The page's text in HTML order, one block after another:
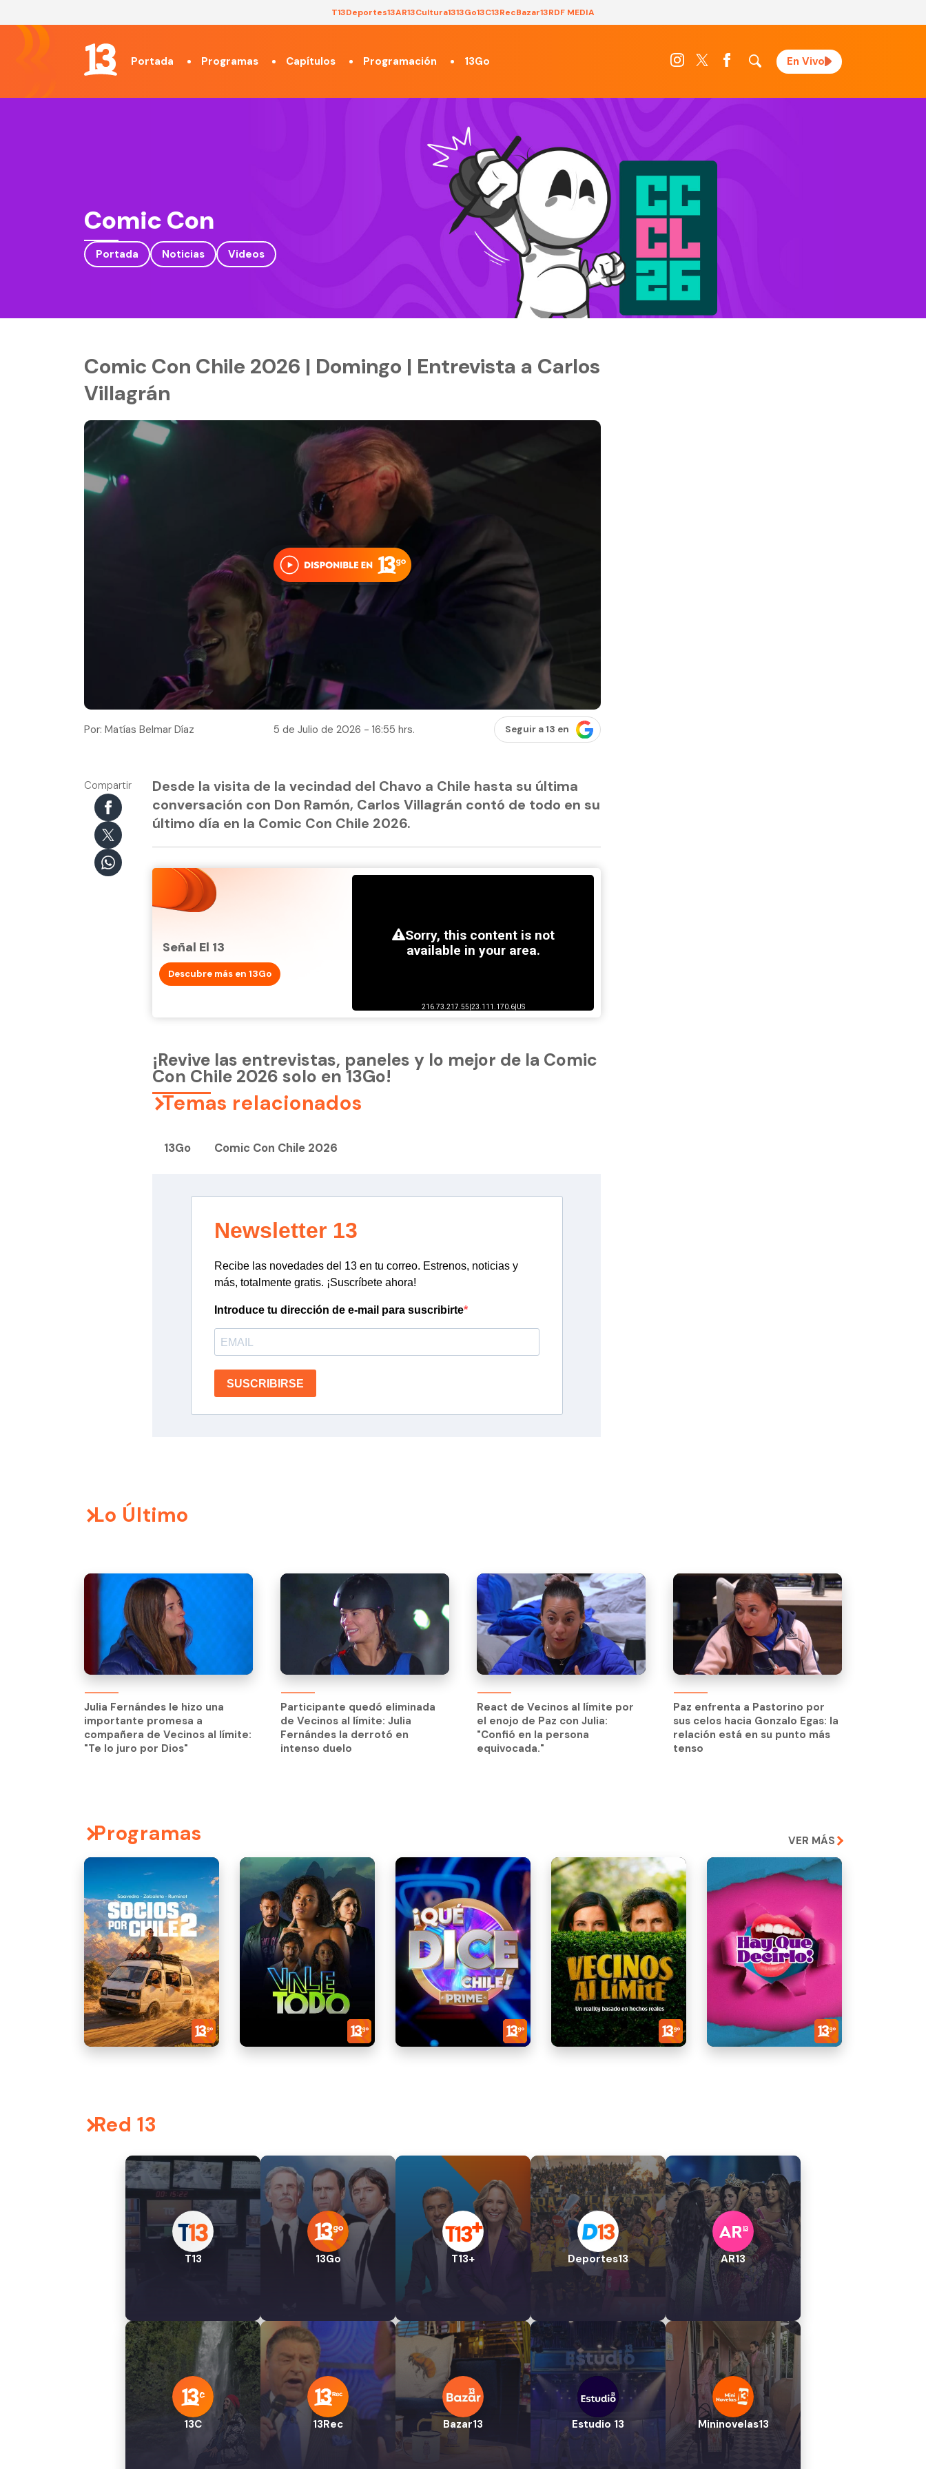
T13Deportes13AR13Cultura1313Go13C13RecBazar13RDF MEDIA
Portada Programas Capítulos Programación 13Go En Vivo
Comic Con
Portada Noticias Videos
Comic Con Chile 2026 | Domingo | Entrevista a Carlos
Villagrán
Por: Matías Belmar Díaz 5 de Julio de 2026 - 16:55 hrs. Seguir a 13 en
Compartir
Desde la visita de la vecindad del Chavo a Chile hasta su última
conversación con Don Ramón, Carlos Villagrán contó de todo en su
último día en la Comic Con Chile 2026.
Señal El 13
Descubre más en 13Go
¡Revive las entrevistas, paneles y lo mejor de la Comic
Con Chile 2026 solo en 13Go!
Temas relacionados
13Go Comic Con Chile 2026
Newsletter 13
Recibe las novedades del 13 en tu correo. Estrenos, noticias y
más, totalmente gratis. ¡Suscríbete ahora!
Introduce tu dirección de e-mail para suscribirte
SUSCRIBIRSE
Lo Último
Julia Fernándes le hizo una
importante promesa a
compañera de Vecinos al límite:
"Te lo juro por Dios"
Julia Fernándes le hizo una
importante promesa a
compañera de Vecinos al límite:
"Te lo juro por Dios"
Participante quedó eliminada
de Vecinos al límite: Julia
Fernándes la derrotó en
intenso duelo
Participante quedó eliminada
de Vecinos al límite: Julia
Fernándes la derrotó en
intenso duelo
React de Vecinos al límite por
el enojo de Paz con Julia:
"Confió en la persona
equivocada."
React de Vecinos al límite por
el enojo de Paz con Julia:
"Confió en la persona
equivocada."
Paz enfrenta a Pastorino por
sus celos hacia Gonzalo Egas: la
relación está en su punto más
tenso
Paz enfrenta a Pastorino por
sus celos hacia Gonzalo Egas: la
relación está en su punto más
tenso
Programas VER MÁS
Red 13
T13 13Go T13+ Deportes13 AR13
13C 13Rec Bazar13 Estudio 13 Mininovelas13